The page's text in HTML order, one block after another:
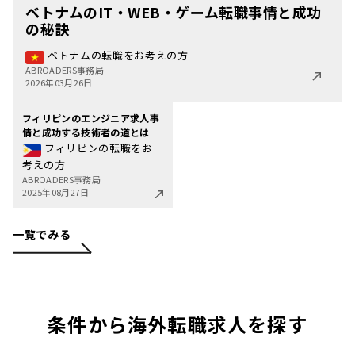
ベトナムのIT・WEB・ゲーム転職事情と成功
の秘訣
ベトナムの転職をお考えの方
ABROADERS事務局
2026年03月26日
フィリピンのエンジニア求人事
情と成功する技術者の道とは
フィリピンの転職をお
考えの方
ABROADERS事務局
2025年08月27日
一覧でみる
条件から海外転職求人を探す